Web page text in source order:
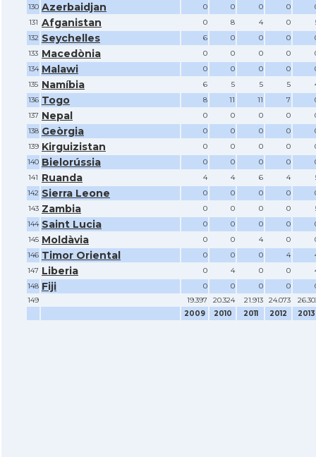
130 Azerbaidjan 0 0 0 0
131 Afganistan 0 8 4 0
132 Seychelles 6 0 0 0
133 Macedònia 0 0 0 0
134 Malawi 0 0 0 0
135 Namíbia 6 5 5 5
136 Togo 8 11 11 7
137 Nepal 0 0 0 0
138 Geòrgia 0 0 0 0
139 Kirguizistan 0 0 0 0
140 Bielorússia 0 0 0 0
141 Ruanda 4 4 6 4
142 Sierra Leone 0 0 0 0
143 Zambia 0 0 0 0
144 Saint Lucia 0 0 0 0
145 Moldàvia 0 0 4 0
146 Timor Oriental 0 0 0 4
147 Liberia 0 4 0 0
148 Fiji 0 0 0 0
149
19.397 20.324 21.913 24.073
2009
2010 2011 2012 2013